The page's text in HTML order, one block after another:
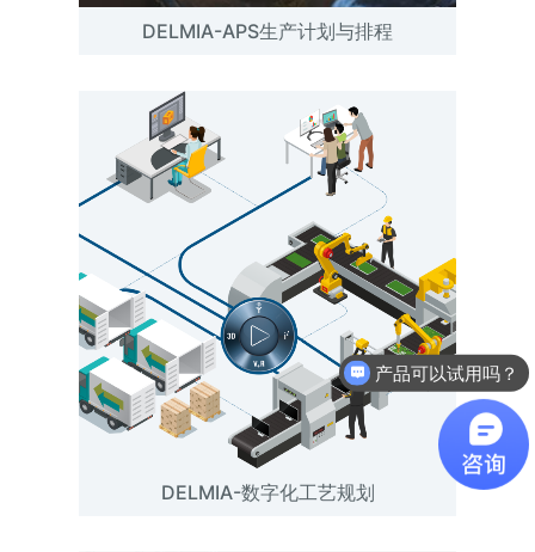
DELMIA-APS生产计划与排程
DELMIA-数字化工艺规划
产品可以试用吗？
软件有折扣吗？